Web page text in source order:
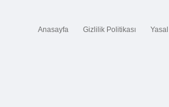
Anasayfa Gizlilik Politikası Yasal